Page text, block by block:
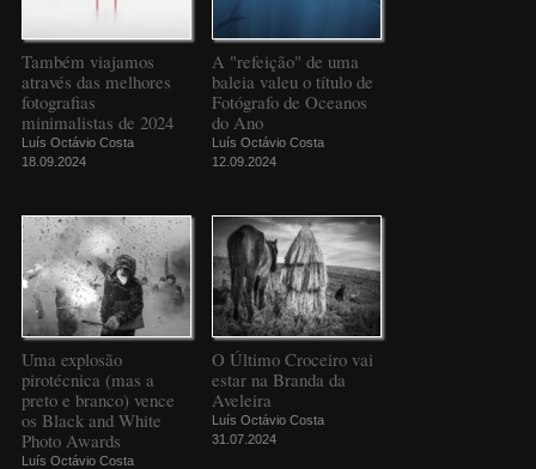
Também viajamos
através das melhores
fotografias
minimalistas de 2024
Luís Octávio Costa
18.09.2024
A "refeição" de uma
baleia valeu o título de
Fotógrafo de Oceanos
do Ano
Luís Octávio Costa
12.09.2024
Uma explosão
pirotécnica (mas a
preto e branco) vence
os Black and White
Photo Awards
Luís Octávio Costa
O Último Croceiro vai
estar na Branda da
Aveleira
Luís Octávio Costa
31.07.2024